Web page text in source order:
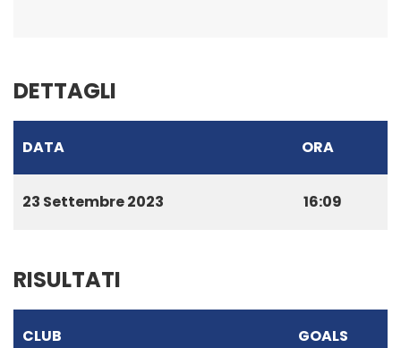
DETTAGLI
DATA ORA
23 Settembre 2023 16:09
RISULTATI
CLUB GOALS